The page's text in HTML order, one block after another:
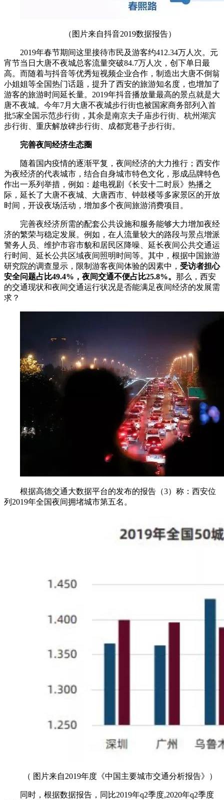
（图片来自抖音2019数据报告）
2019年春节期间这里接待市民及游客约412.34万人次。元
宵节当日大唐不夜城总客流量突破84.7万人次，创下单日最
高。而随着与抖音等优秀短视频企业合作，制造出大唐不倒翁
小姐姐等全国热门话题，提升了西安的旅游知名度，也增加了
游客的旅游时间延长量。2019年抖音播放量最高的景点就是大
唐不夜城。今年7月大唐不夜城步行街也被国家商务部列入首
批5家全国示范步行街，其余是南京夫子庙步行街、杭州湖滨
步行街、重庆解放碑步行街、成都宽巷子步行街。
完善夜间经济生态圈
随着国内疫情的逐渐平复，夜间经济的大力推行；西安作
为夜经济的代表城市，结合自身城市特色文化，形成品牌特色
作出一系列举措，例如：趁电视剧《长安十二时辰》热播之
际，延长了大唐不夜城、大唐西市、钟鼓楼等多家景区的开放
时间，开设夜场活动，增加多个夜间旅游消费项目。
完善夜经济所需的配套公共设施和服务能够大力增加夜经
济的繁荣与稳定发展。例如，在人流量较大的路段与景点增派
警务人员、维护市容市貌和居民区降噪、延长夜间公共交通运
行时间、延长公共区域夜间照明时间等。其中，根据中国旅游
研究院的调查显示，限制游客夜间体验的因素中， 受访者担心
安全问题占比49.4%，夜间交通不便占比25.8%。 那么，西安
的交通现状和夜间交通运行状况是否能满足夜间经济的发展需
求？
根据高德交通大数据平台的发布的报告（3）称：西安位
列2019年全国夜间拥堵城市第五名。
（ 图片来自2019年度《中国主要城市交通分析报告》）
同时，根据数据报告，同比2019年q2季度,2020年q2季度